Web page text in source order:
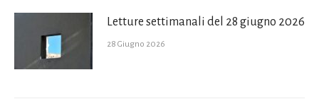
Letture settimanali del 28 giugno 2026
28 Giugno 2026